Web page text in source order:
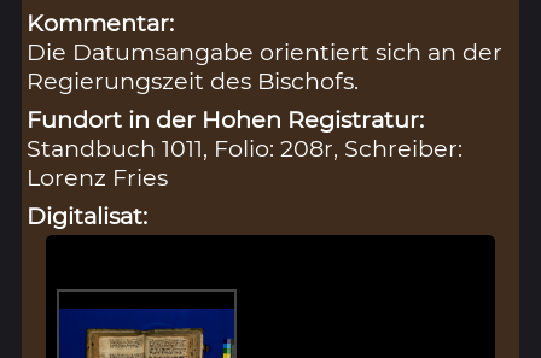
Kommentar:
Die Datumsangabe orientiert sich an der
Regierungszeit des Bischofs.
Fundort in der Hohen Registratur:
Standbuch 1011, Folio: 208r, Schreiber:
Lorenz Fries
Digitalisat: